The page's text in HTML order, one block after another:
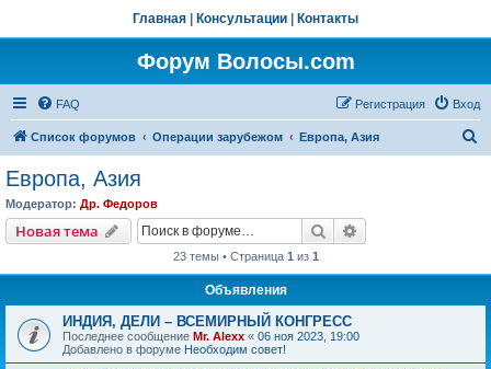
Главная Консультации Контакты
Форум Волосы.com
FAQ Вход
Регистрация
Список форумов Операции зарубежом Европа, Азия
Европа, Азия
Модератор: Др. Федоров
Новая тема Поиск
23 темы • Страница 1 из 1
Объявления
ИНДИЯ, ДЕЛИ – ВСЕМИРНЫЙ КОНГРЕСС
Последнее сообщение Mr. Alexx « 06 ноя 2023, 19:00
Добавлено в форуме Необходим совет!